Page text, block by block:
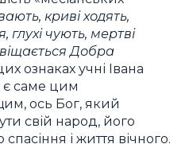
криві ходять,
чують, мертві
Добра
ознаках учні Івана
є саме цим
ось Бог, який
свій народ, його
і життя вічного.